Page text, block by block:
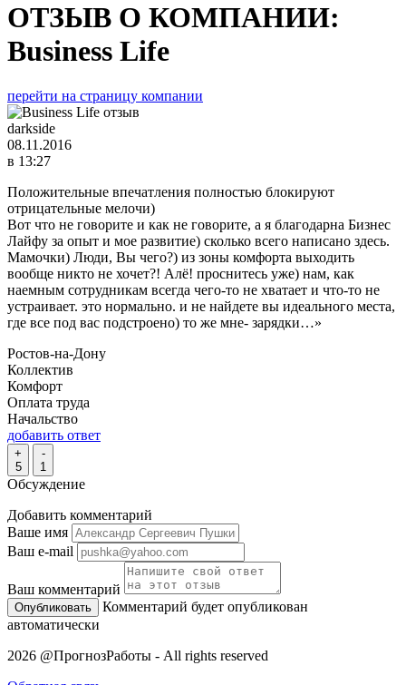
ОТЗЫВ О КОМПАНИИ:
Business Life
перейти на страницу компании
darkside
08.11.2016
в 13:27
Положительные впечатления полностью блокируют
отрицательные мелочи)
Вот что не говорите и как не говорите, а я благодарна Бизнес
Лайфу за опыт и мое развитие) сколько всего написано здесь.
Мамочки) Люди, Вы чего?) из зоны комфорта выходить
вообще никто не хочет?! Алё! проснитесь уже) нам, как
наемным сотрудникам всегда чего-то не хватает и что-то не
устраивает. это нормально. и не найдете вы идеального места,
где все под вас подстроено) то же мне- зарядки…»
Ростов-на-Дону
Коллектив
Комфорт
Оплата труда
Начальство
добавить ответ
+
5
-
1
Обсуждение
Добавить комментарий
Ваше имя
Ваш e-mail
Ваш комментарий
Комментарий будет опубликован
автоматически
2026 @ПрогнозРаботы - All rights reserved